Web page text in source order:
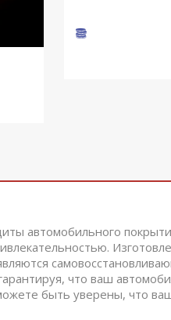
автомобильного
что ваш
быть уверены, что